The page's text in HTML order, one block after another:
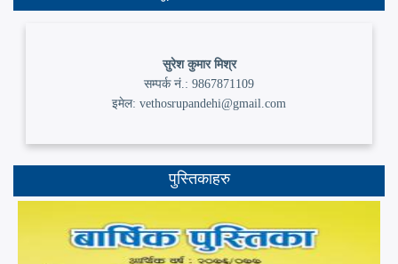
सुरेश कुमार मिश्र
सम्पर्क नं.: 9867871109
इमेल: vethosrupandehi@gmail.com
पुस्तिकाहरु